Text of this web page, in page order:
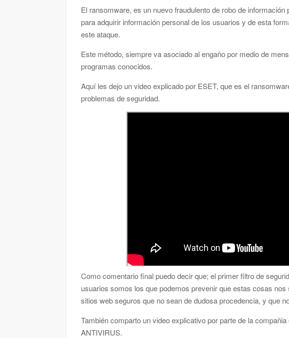
El ransomware, es un nuevo fraudulento de robo de
para adquirir información personal de los usuarios y de esta
este ataque.
Este método, siempre va asociado al engaño por medio de
programas conocidos.
Aquí les dejo un video explicado por ESET, que es el
problemas de seguridad.
Como comentario final puedo decir que; el primer filtro de
usuarios somos los que podemos prevenir que estas cosas
sitios web seguros que no sean de dudosa procedencia, y que
También comparto un video explicativo por parte de la
ANTIVIRUS.